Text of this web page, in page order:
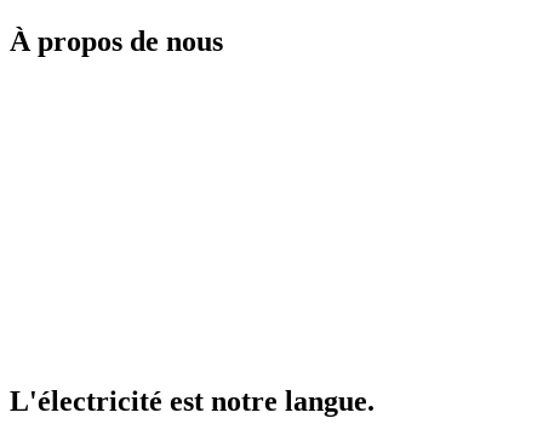
À propos de nous
L'électricité est notre langue.